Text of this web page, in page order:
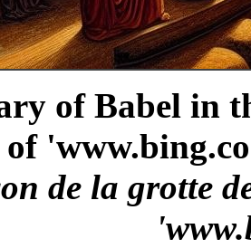
of Babel in
of
de la grotte